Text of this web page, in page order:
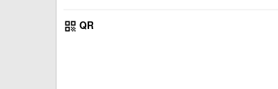
QR
qr_code